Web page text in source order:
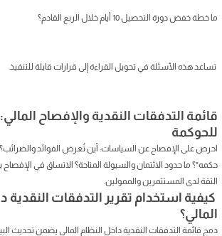
ما خطة خفض دورة التحصيل 10 أيام خلال الربع القادم؟
تساعد هذه الأسئلة في تحويل القراءة إلى قرارات قابلة للتنفيذ.
قائمة التدفقات النقدية والإفصاح
للحوكمة
احرص على الإفصاح عن السياسات: أين تُعرض الفوائد
حكمه"؟ ما حدود الائتمان والسيولة المتاحة؟ الاتساق في الإفصاح
الثقة لدى المستثمرين والممولين.
كيفية استخدام تقرير التدفقات النقدية
المالي؟
دمج قائمة التدفقات النقدية داخل النظام المالي يضمن تحديث